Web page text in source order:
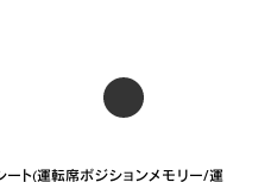
ート(運転席ポジションメモリー/運